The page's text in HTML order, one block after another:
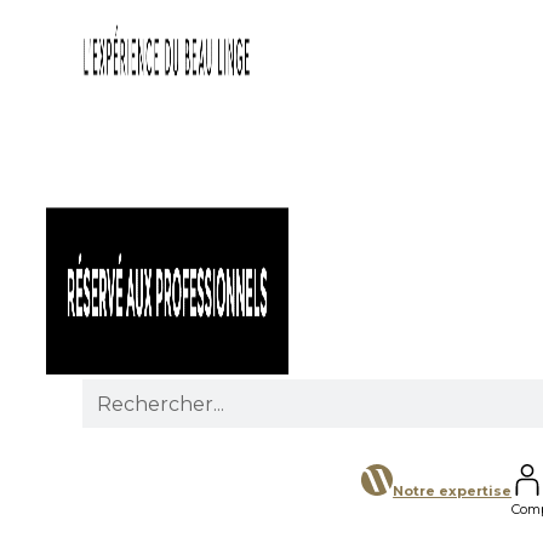
for:
Notre expertise